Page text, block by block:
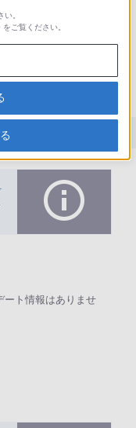
願い
ート情報はありませ
。
をご覧ください。